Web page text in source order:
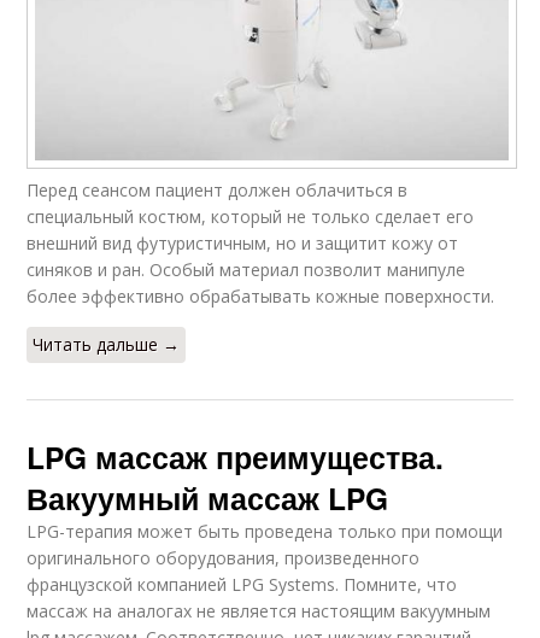
Перед сеансом пациент должен облачиться в
специальный костюм, который не только сделает его
внешний вид футуристичным, но и защитит кожу от
синяков и ран. Особый материал позволит манипуле
более эффективно обрабатывать кожные поверхности.
Читать дальше →
LPG массаж преимущества.
Вакуумный массаж LPG
LPG-терапия может быть проведена только при помощи
оригинального оборудования, произведенного
французской компанией LPG Systems. Помните, что
массаж на аналогах не является настоящим вакуумным